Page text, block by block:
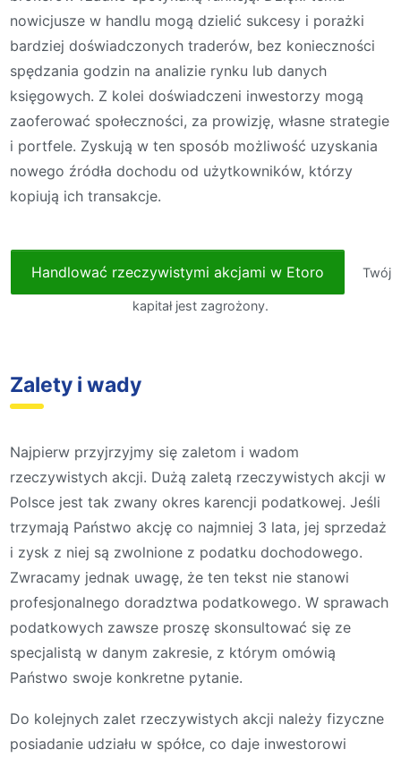
nowicjusze w handlu mogą dzielić sukcesy i porażki
bardziej doświadczonych traderów, bez konieczności
spędzania godzin na analizie rynku lub danych
księgowych. Z kolei doświadczeni inwestorzy mogą
zaoferować społeczności, za prowizję, własne strategie
i portfele. Zyskują w ten sposób możliwość uzyskania
nowego źródła dochodu od użytkowników, którzy
kopiują ich transakcje.
Handlować rzeczywistymi akcjami w Etoro Twój
kapitał jest zagrożony.
Zalety i wady
Najpierw przyjrzyjmy się zaletom i wadom
rzeczywistych akcji. Dużą zaletą rzeczywistych akcji w
Polsce jest tak zwany okres karencji podatkowej. Jeśli
trzymają Państwo akcję co najmniej 3 lata, jej sprzedaż
i zysk z niej są zwolnione z podatku dochodowego.
Zwracamy jednak uwagę, że ten tekst nie stanowi
profesjonalnego doradztwa podatkowego. W sprawach
podatkowych zawsze proszę skonsultować się ze
specjalistą w danym zakresie, z którym omówią
Państwo swoje konkretne pytanie.
Do kolejnych zalet rzeczywistych akcji należy fizyczne
posiadanie udziału w spółce, co daje inwestorowi